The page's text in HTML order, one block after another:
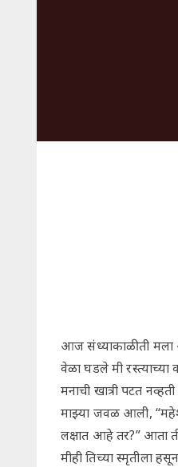
आज संध्याकाळी ती मला
वेळा घडले मी रस्त्याच्या
मनाची खात्री पटत
माझ्या जवळ आली,
लक्षात आहे तर?” आता
मीही तिच्या स्मृतीला